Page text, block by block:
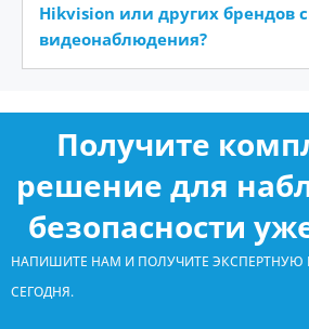
Hikvision или других брендов
видеонаблюдения?
Получите
решение для
безопасности
НАПИШИТЕ НАМ И ПОЛУЧИТЕ ЭКСПЕРТНУЮ
СЕГОДНЯ.